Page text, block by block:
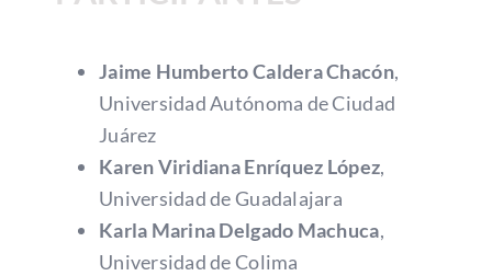
Jaime Humberto Caldera Chacón,
Universidad Autónoma de Ciudad
Juárez
Karen Viridiana Enríquez López,
Universidad de Guadalajara
Karla Marina Delgado Machuca,
Universidad de Colima